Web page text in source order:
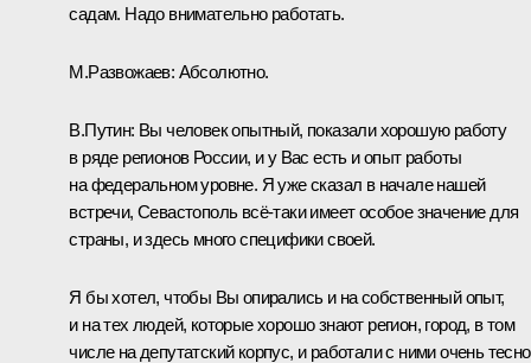
садам. Надо внимательно работать.
М.Развожаев: Абсолютно.
В.Путин: Вы человек опытный, показали хорошую работу
в ряде регионов России, и у Вас есть и опыт работы
на федеральном уровне. Я уже сказал в начале нашей
встречи, Севастополь всё‑таки имеет особое значение для
страны, и здесь много специфики своей.
Я бы хотел, чтобы Вы опирались и на собственный опыт,
и на тех людей, которые хорошо знают регион, город, в том
числе на депутатский корпус, и работали с ними очень